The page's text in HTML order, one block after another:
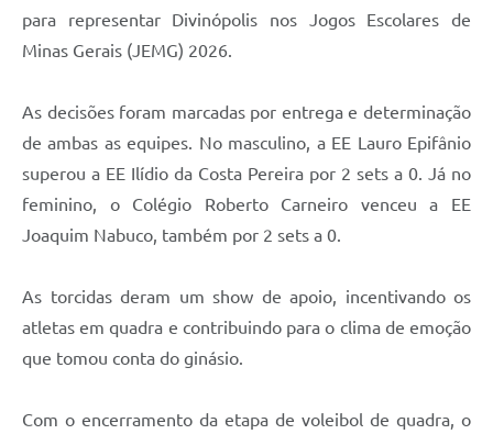
para representar Divinópolis nos Jogos Escolares de
Minas Gerais (JEMG) 2026.
As decisões foram marcadas por entrega e determinação
de ambas as equipes. No masculino, a EE Lauro Epifânio
superou a EE Ilídio da Costa Pereira por 2 sets a 0. Já no
feminino, o Colégio Roberto Carneiro venceu a EE
Joaquim Nabuco, também por 2 sets a 0.
As torcidas deram um show de apoio, incentivando os
atletas em quadra e contribuindo para o clima de emoção
que tomou conta do ginásio.
Com o encerramento da etapa de voleibol de quadra, o